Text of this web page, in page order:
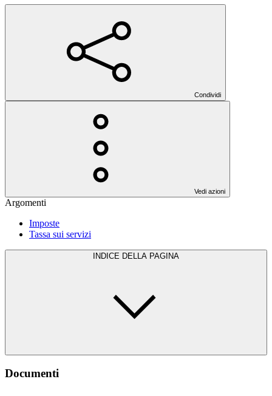
Condividi
Vedi azioni
Argomenti
Imposte
Tassa sui servizi
INDICE DELLA PAGINA
Documenti